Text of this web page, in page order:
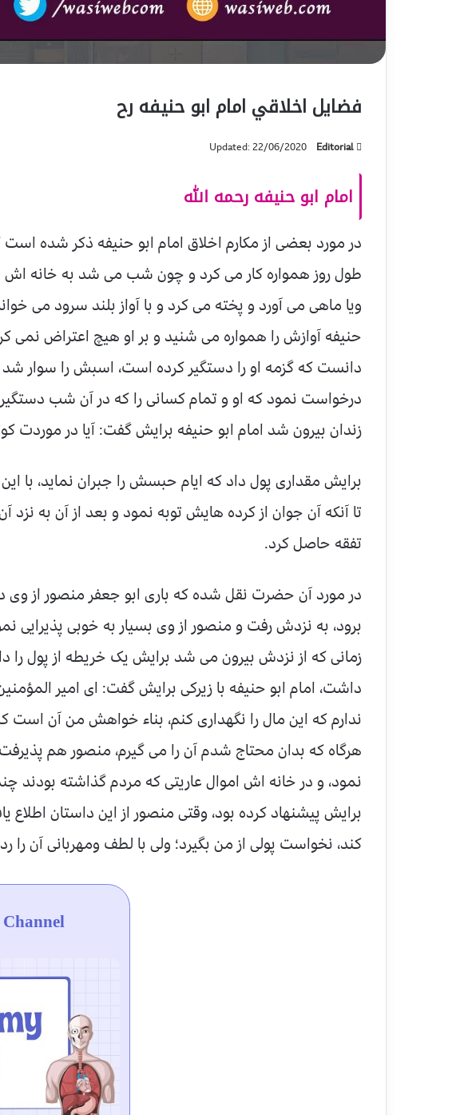
فضایل اخلاقي امام ابو حنیفه رح
Editorial
Updated: 22/06/2020
امام ابو حنیفه رحمه الله
در مورد بعضی از مکارم اخلاق امام ابو حنیفه ذکر شده
طول روز همواره کار می کرد و چون شب می شد به خانه
ویا ماهی می آورد و پخته می کرد و با آواز بلند سرود می
حنیفه آوازش را همواره می شنید و بر او هیچ اعتراض نمی
دانست که گزمه او را دستگیر کرده است، اسبش را سوار شد
درخواست نمود که او و تمام کسانی را که در آن شب دستگیر
زندان بیرون شد امام ابو حنیفه برایش گفت: آیا در موردت
برایش مقداری پول داد که ایام حبسش را جبران نماید، با
تا آنکه آن جوان از کرده هایش توبه نمود و بعد از آن به
تفقه حاصل کرد.
در مورد آن حضرت نقل شده که باری ابو جعفر منصور از
برود، به نزدش رفت و منصور از وی بسیار به خوبی
زمانی که از نزدش بیرون می شد برایش یک خریطه از پول را
داشت، امام ابو حنیفه با زیرکی برایش گفت: ای امیر
ندارم که این مال را نگهداری کنم، بناء خواهش من آن است
هرگاه که بدان محتاج شدم آن را می گیرم، منصور هم
نمود، و در خانه اش اموال عاریتی که مردم گذاشته بودند
برایش پیشنهاد کرده بود، وقتی منصور از این داستان
کند، نخواست پولی از من بگیرد؛ ولی با لطف ومهربانی آن را